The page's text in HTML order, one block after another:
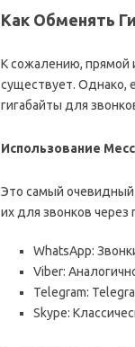
Как Обменять
К сожалению, прямой
существует. Однако,
гигабайты для
Использование
Это самый очевидный
их для звонков
WhatsApp:
Viber:
Telegram:
Skype: